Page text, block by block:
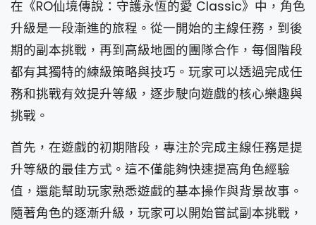
在《RO仙境傳說：守護永恆的愛 Classic》中，角色
升級是一段漸進的旅程。從一開始的主線任務，到後
期的副本挑戰，再到高級地圖的團隊合作，每個階段
都有其獨特的練級策略與技巧。玩家可以透過完成任
務和挑戰有效提升等級，逐步駛向遊戲的核心樂趣與
挑戰。
首先，在遊戲的初期階段，專注於完成主線任務是提
升等級的最佳方式。這不僅能夠快速提高角色經驗
值，還能幫助玩家熟悉遊戲的基本操作與背景故事。
隨著角色的逐漸升級，玩家可以開始嘗試副本挑戰，